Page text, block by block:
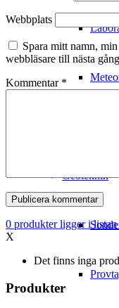
Geoteknik
Webbplats
Spara mitt namn,
webbläsare till nästa
Kommentar *
0 produkterligger i
X
Det finns inga
Produkter